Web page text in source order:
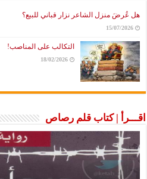
هل عُرضَ منزل الشاعر نزار قباني للبيع؟
15/07/2026
التكالب على المناصب!
18/02/2026
اقـــرأ | كتاب قلم رصاص